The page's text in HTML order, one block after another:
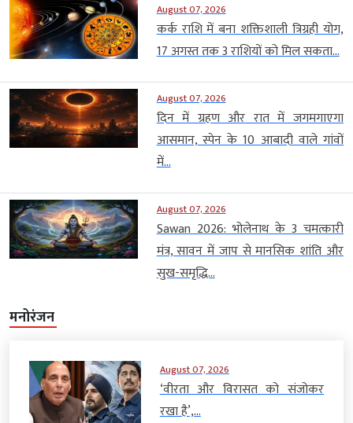
August 07, 2026
कर्क राशि में बना शक्तिशाली त्रिग्रही योग,
17 अगस्त तक 3 राशियों को मिल सकता...
August 07, 2026
दिन में ग्रहण और रात में जगमगाएगा
आसमान, स्पेन के 10 आबादी वाले गांवों
में...
August 07, 2026
Sawan 2026: भोलेनाथ के 3 चमत्कारी
मंत्र, सावन में जाप से मानसिक शांति और
सुख-समृद्धि...
मनोरंजन
August 07, 2026
‘वीरता और विरासत को संजोकर
रखा है’,...